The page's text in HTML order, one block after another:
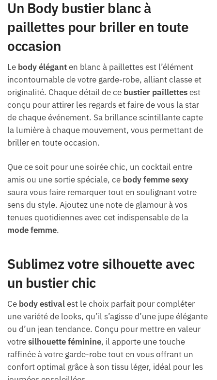
Un Body bustier blanc à
paillettes pour briller en toute
occasion
Le body éléganten blanc à paillettes est l’élément
incontournable de votre garde-robe, alliant classe et
originalité. Chaque détail de ce bustier paillettesest
conçu pour attirer les regards et faire de vous la star
de chaque événement. Sa brillance scintillante capte
la lumière à chaque mouvement, vous permettant de
briller en toute occasion.
Que ce soit pour une soirée chic, un cocktail entre
amis ou une sortie spéciale, ce body femme sexy
saura vous faire remarquer tout en soulignant votre
sens du style. Ajoutez une note de glamour à vos
tenues quotidiennes avec cet indispensable de la
mode femme.
Sublimez votre silhouette avec
un bustier chic
Ce body estivalest le choix parfait pour compléter
une variété de looks, qu’il s’agisse d’une jupe élégante
ou d’un jean tendance. Conçu pour mettre en valeur
votresilhouette féminine, il apporte une touche
raffinée à votre garde-robe tout en vous offrant un
confort optimal grâce à son tissu léger, idéal pour les